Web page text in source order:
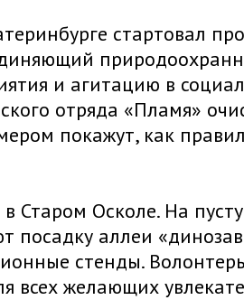
стартовал
и агитацию в
отряда «Пламя»
покажут, как
Старом Осколе. На
посадку аллеи
стенды.
всех желающих